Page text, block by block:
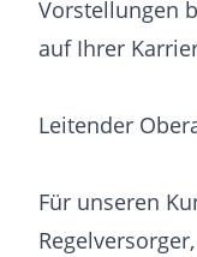
Vorstellungen
auf Ihrer
Leitender
Für unseren